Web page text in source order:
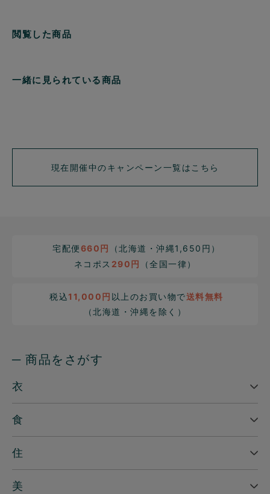
閲覧した商品
一緒に見られている商品
現在開催中のキャンペーン一覧はこちら
宅配便660円
（北海道・沖縄1,650円）
ネコポス 290円 （全国一律）
税込11,000円 以上のお買い物で送料無料
（北海道・沖縄を除く）
─ 商品をさがす
衣
食
住
美